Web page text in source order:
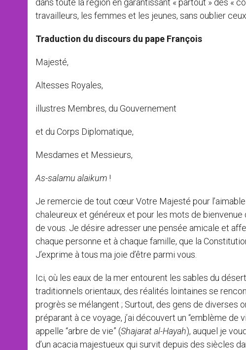
travailleurs, les femmes et les jeunes, sans oublier
Traduction du discours du pape François
Majesté,
Altesses Royales,
illustres Membres, du Gouvernement
et du Corps Diplomatique,
Mesdames et Messieurs,
As-salamu alaikum !
Je remercie de tout cœur Votre Majesté pour
chaleureux et généreux et pour les mots de
de vous. Je désire adresser une pensée amicale et
chaque personne et à chaque famille, que la
J’exprime à tous ma joie d’être parmi vous.
Ici, où les eaux de la mer entourent les sables du
traditionnels orientaux, des réalités lointaines se
progrès se mélangent ; Surtout, des gens de diverses
préparant à ce voyage, j’ai découvert un “emblème
appelle “arbre de vie” (Shajarat al-Hayah), auquel je
d’un acacia majestueux qui survit depuis des siècles